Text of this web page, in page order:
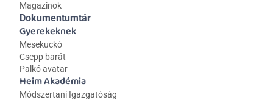
Magazinok
Gyerekeknek
Mesekuckó
Csepp barát
Palkó avatar
Heim Akadémia
Módszertani Igazgatóság
Dokumentumtár